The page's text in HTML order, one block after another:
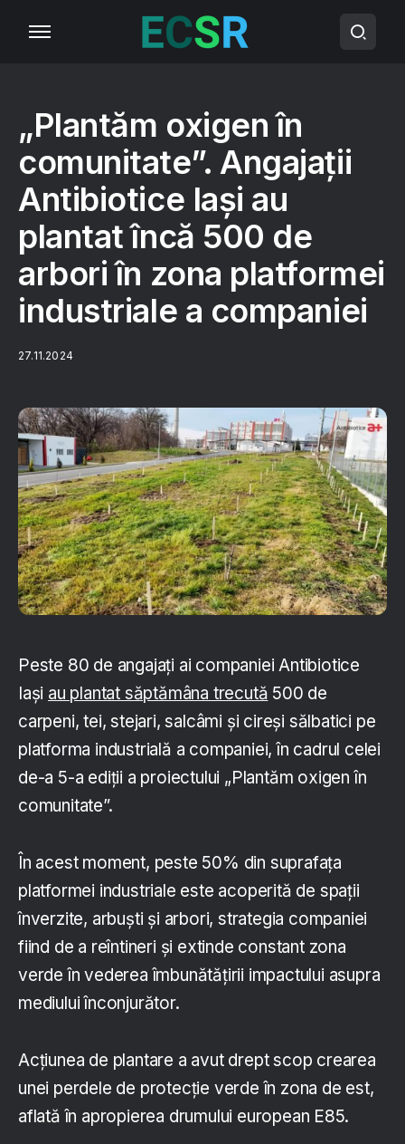
„Plantăm oxigen în
comunitate”. Angajații
Antibiotice Iași au
plantat încă 500 de
arbori în zona platformei
industriale a companiei
27.11.2024
Peste 80 de angajați ai companiei Antibiotice
Iași au plantat săptămâna trecută 500 de
carpeni, tei, stejari, salcâmi și cireși sălbatici pe
platforma industrială a companiei, în cadrul celei
de-a 5-a ediții a proiectului „Plantăm oxigen în
comunitate”.
În acest moment, peste 50% din suprafața
platformei industriale este acoperită de spații
înverzite, arbuști și arbori, strategia companiei
fiind de a reîntineri și extinde constant zona
verde în vederea îmbunătățirii impactului asupra
mediului înconjurător.
Acțiunea de plantare a avut drept scop crearea
unei perdele de protecție verde în zona de est,
aflată în apropierea drumului european E85.